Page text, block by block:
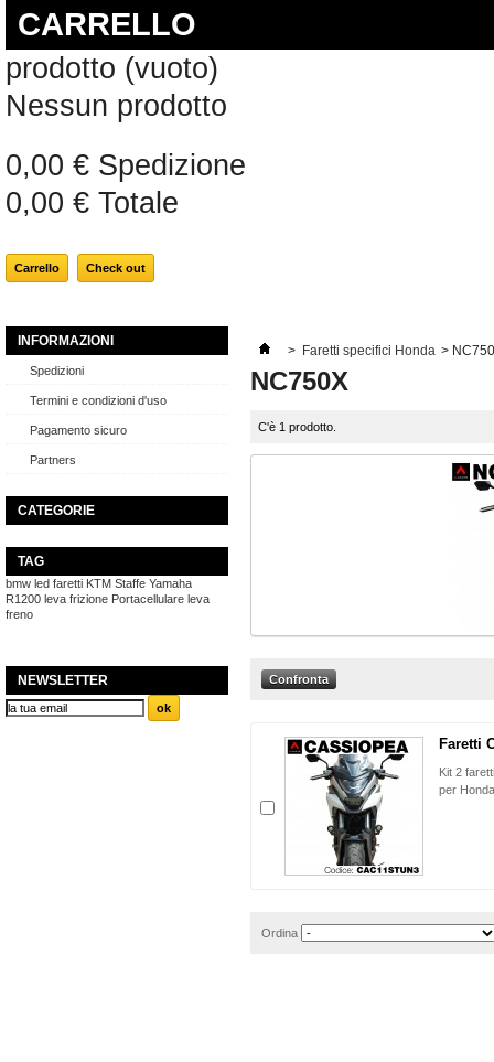
CARRELLO
prodotto (vuoto)
Nessun prodotto
0,00 € Spedizione
0,00 € Totale
Carrello Check out
INFORMAZIONI
Spedizioni
Termini e condizioni d'uso
Pagamento sicuro
Partners
CATEGORIE
TAG
bmw led faretti KTM Staffe Yamaha
R1200 leva frizione Portacellulare leva
freno
NEWSLETTER
> Faretti specifici Honda >
NC750X
C'è 1 prodotto.
Faretti
Kit 2
per
Ordina